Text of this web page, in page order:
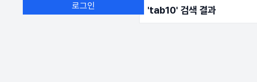
로그인 'tab10' 검색 결과